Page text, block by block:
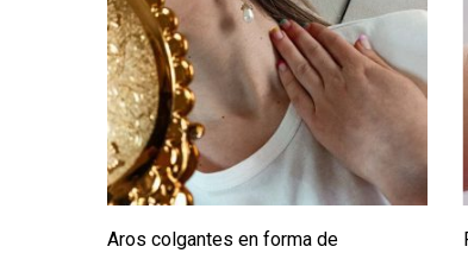
Añadir Al Carrito
Aros colgantes en forma de